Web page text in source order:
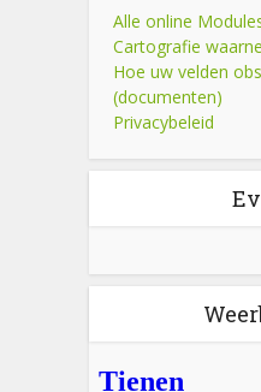
Alle online
Cartografie
Hoe uw velden
(documenten)
Privacybeleid